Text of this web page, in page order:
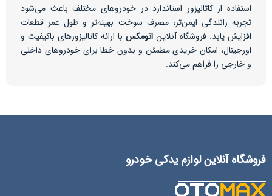
استفاده از کاتالیزور استاندارد در خودروهای مختلف باعث می‌شود
تجربه رانندگی ایمن‌تر، مصرف سوخت بهینه‌تر و طول عمر قطعات
افزایش یابد. فروشگاه آنلاین اتومکس با ارائه کاتالیزورهای باکیفیت و
اورجینال، امکان خریدی مطمئن و بدون خطا برای خودروهای داخلی
و خارجی را فراهم می‌کند.
فروشگاه آنلاین لوازم یدکی خودرو